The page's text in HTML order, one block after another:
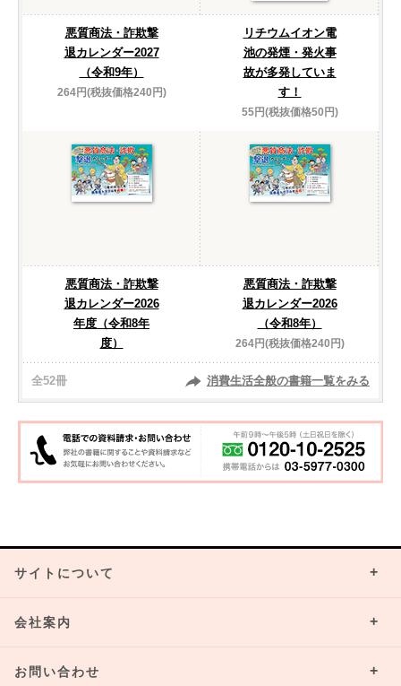
悪質商法・詐欺撃
退カレンダー2027
（令和9年）
264円(税抜価格240円)
リチウムイオン電
池の発煙・発火事
故が多発していま
す！
55円(税抜価格50円)
悪質商法・詐欺撃
退カレンダー2026
年度（令和8年
度）
悪質商法・詐欺撃
退カレンダー2026
（令和8年）
264円(税抜価格240円)
全52冊 消費生活全般の書籍一覧をみる
サイトについて
会社案内
お問い合わせ